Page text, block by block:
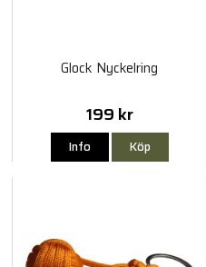
Glock Nyckelring
199 kr
Info Köp